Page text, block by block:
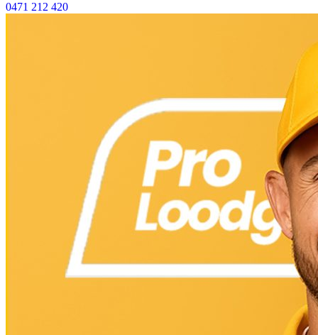
0471 212 420